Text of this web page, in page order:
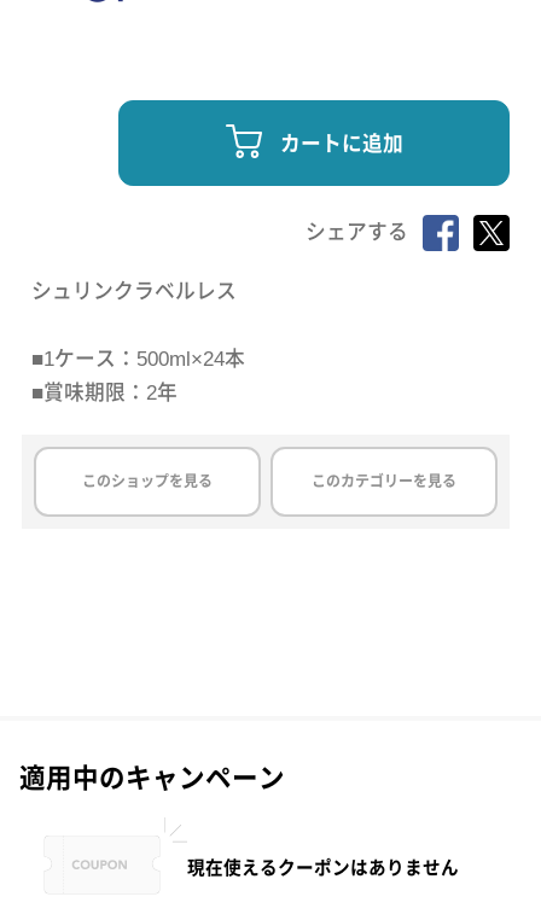
カートに追加
シェアする
シュリンクラベルレス
■1ケース：500ml×24本
■賞味期限：2年
このショップを見る このカテゴリーを見る
適用中のキャンペーン
現在使えるクーポンはありません